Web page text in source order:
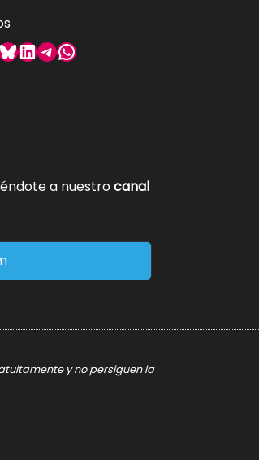
LinkedIn
Telegram
WhatsApp
a nuestrocanal
y no persiguen la